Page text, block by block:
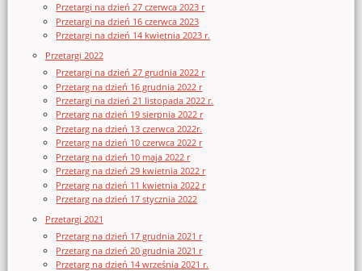
Przetargi na dzień 27 czerwca 2023 r
Przetargi na dzień 16 czerwca 2023
Przetargi na dzień 14 kwietnia 2023 r.
Przetargi 2022
Przetargi na dzień 27 grudnia 2022 r
Przetarg na dzień 16 grudnia 2022 r
Przetargi na dzień 21 listopada 2022 r.
Przetarg na dzień 19 sierpnia 2022 r
Przetarg na dzień 13 czerwca 2022r.
Przetarg na dzień 10 czerwca 2022 r
Przetarg na dzień 10 maja 2022 r
Przetarg na dzień 29 kwietnia 2022 r
Przetarg na dzień 11 kwietnia 2022 r
Przetarg na dzień 17 stycznia 2022
Przetargi 2021
Przetarg na dzień 17 grudnia 2021 r
Przetarg na dzień 20 grudnia 2021 r
Przetarg na dzień 14 września 2021 r.